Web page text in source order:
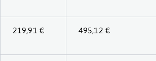
219,91 € 495,12 €